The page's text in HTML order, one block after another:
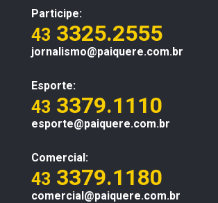
Participe:
43 3325.2555
jornalismo@paiquere.com.br
Esporte:
43 3379.1110
esporte@paiquere.com.br
Comercial:
43 3379.1180
comercial@paiquere.com.br